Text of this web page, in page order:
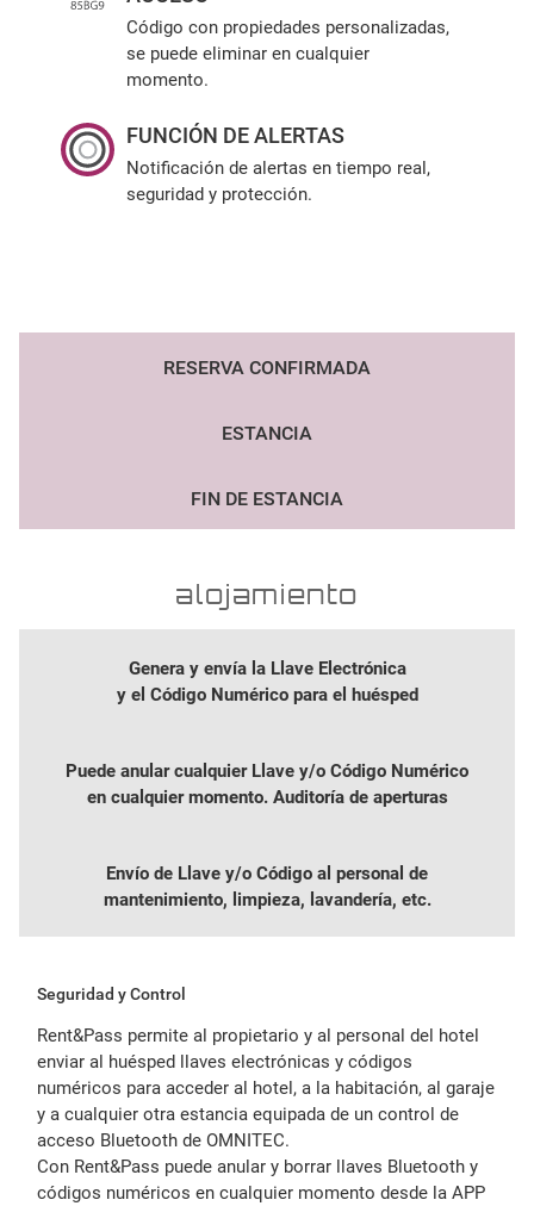
Código con propiedades personalizadas,
se puede eliminar en cualquier
momento.
FUNCIÓN DE ALERTAS
Notificación de alertas en tiempo real,
seguridad y protección.
RESERVA CONFIRMADA
ESTANCIA
FIN DE ESTANCIA
alojamiento
Genera y envía la Llave Electrónica
y el Código Numérico para el huésped
Puede anular cualquier Llave y/o Código Numérico
en cualquier momento. Auditoría de aperturas
Envío de Llave y/o Código al personal de
mantenimiento, limpieza, lavandería, etc.
Seguridad y Control
Rent&Pass permite al propietario y al personal del hotel
enviar al huésped llaves electrónicas y códigos
numéricos para acceder al hotel, a la habitación, al garaje
y a cualquier otra estancia equipada de un control de
acceso Bluetooth de OMNITEC.
Con Rent&Pass puede anular y borrar llaves Bluetooth y
códigos numéricos en cualquier momento desde la APP